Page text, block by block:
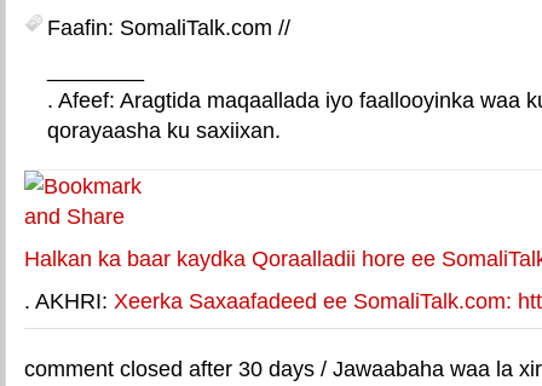
Faafin: SomaliTalk.com //
. Afeef: Aragtida maqaallada iyo faallooyinka waa
qorayaasha ku saxiixan.
Halkan ka baar kaydka Qoraalladii hore ee
. AKHRI: Xeerka Saxaafadeed ee SomaliTalk.com:
comment closed after 30 days / Jawaabaha waa la